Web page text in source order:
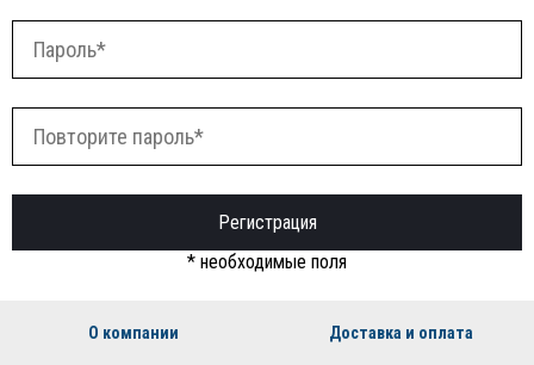
Регистрация
* необходимые поля
О компании Доставка и оплата